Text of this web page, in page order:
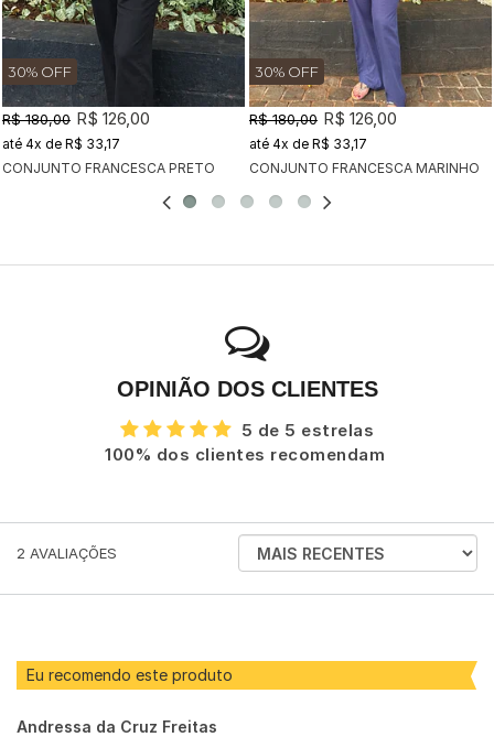
30% OFF
CONJUNTO FRANCESCA PRETO
R$ 180,00 R$ 126,00
4x de R$ 33,17
30% OFF
CONJUNTO FRANCESCA MARINHO
R$ 180,00 R$ 126,00
4x de R$ 33,17
OPINIÃO DOS CLIENTES
5 de 5 estrelas
100% dos clientes recomendam
2 AVALIAÇÕES
ORDENAR
AVALIAÇÕES
Eu recomendo este produto
Andressa da Cruz Freitas